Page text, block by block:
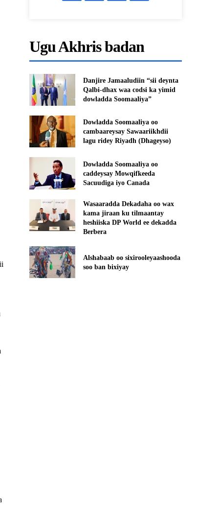
Ugu Akhris badan
Danjire Jamaaludiin “sii deynta
Qalbi-dhax waa codsi ka yimid
dowladda Soomaaliya”
Dowladda Soomaaliya oo
cambaareysay Sawaariikhdii
lagu ridey Riyadh (Dhageyso)
Dowladda Soomaaliya oo
caddeysay Mowqifkeeda
Sacuudiga iyo Canada
Wasaaradda Dekadaha oo wax
kama jiraan ku tilmaantay
heshiiska DP World ee dekadda
Berbera
Alshabaab oo sixirooleyaashooda
soo ban bixiyay